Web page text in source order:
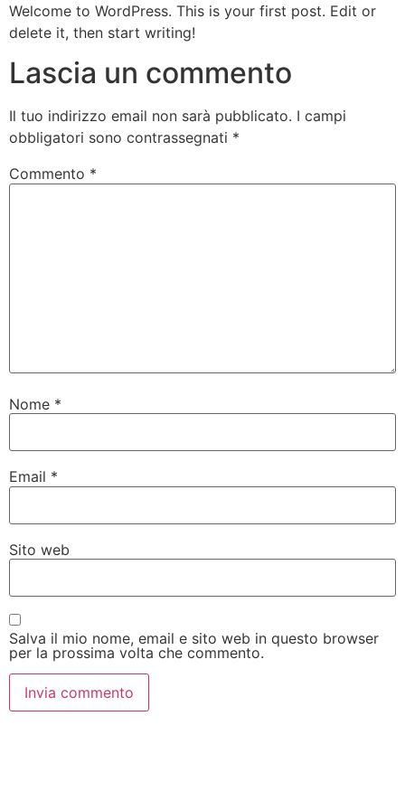
Vai
al
Welcome to WordPress. This is your first post. Edit or
delete it, then start writing!
Lascia un commento
Il tuo indirizzo email non sarà pubblicato. I campi
obbligatori sono contrassegnati *
Commento *
Nome *
Email *
Sito web
Salva il mio nome, email e sito web in questo browser
per la prossima volta che commento.